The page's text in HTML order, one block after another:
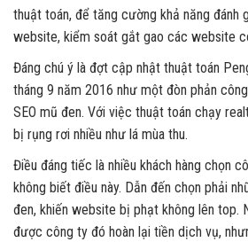
thuật toán, để tăng cường khả năng đánh
website, kiểm soát gắt gao các website
Đáng chú ý là đợt cập nhật thuật toán
tháng 9 năm 2016 như một đòn phản
SEO mũ đen. Với việc thuật toán chạy
bị rụng rơi nhiều như lá mùa thu.
Điều đáng tiếc là nhiều khách hàng chọn
không biết điều này. Dẫn đến chọn phải
đen, khiến website bị phạt không lên top.
được công ty đó hoàn lại tiền dịch vụ,